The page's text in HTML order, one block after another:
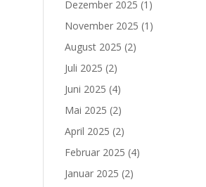
Dezember 2025 (1)
November 2025 (1)
August 2025 (2)
Juli 2025 (2)
Juni 2025 (4)
Mai 2025 (2)
April 2025 (2)
Februar 2025 (4)
Januar 2025 (2)